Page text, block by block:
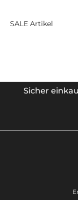
SALE Artikel
Sicher